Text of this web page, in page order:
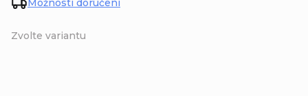
Zvolte variantu
Možnosti doručení